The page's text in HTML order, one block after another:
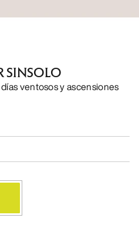
SINSOLO
ventosos y ascensiones